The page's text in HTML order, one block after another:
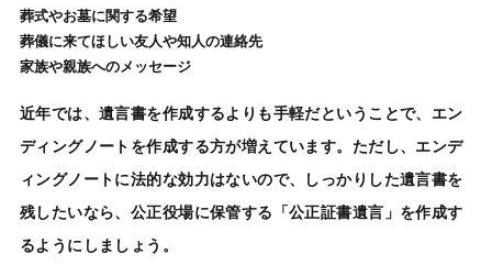
葬式やお墓に関する希望
葬儀に来てほしい友人や知人の連絡先
家族や親族へのメッセージ
近年では、遺言書を作成するよりも手軽だということで、エン
ディングノートを作成する方が増えています。ただし、エンデ
ィングノートに法的な効力はないので、しっかりした遺言書を
残したいなら、公正役場に保管する「公正証書遺言」を作成す
るようにしましょう。